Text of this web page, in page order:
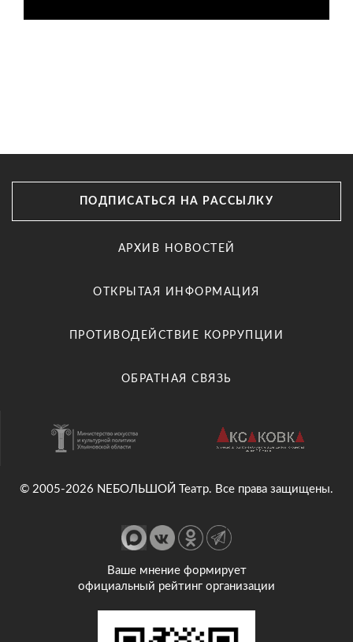
ПОДПИСАТЬСЯ НА РАССЫЛКУ
АРХИВ НОВОСТЕЙ
ОТКРЫТАЯ ИНФОРМАЦИЯ
ПРОТИВОДЕЙСТВИЕ КОРРУПЦИИ
ОБРАТНАЯ СВЯЗЬ
© 2005-2026 NEБОЛЬШОЙ Театр. Все права защищены.
Ваше мнение формирует
официальный рейтинг организации